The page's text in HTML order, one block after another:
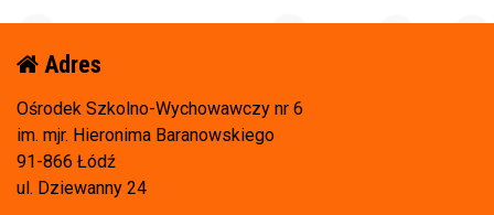
Adres
Ośrodek Szkolno-Wychowawczy nr 6
im. mjr. Hieronima Baranowskiego
91-866 Łódź
ul. Dziewanny 24